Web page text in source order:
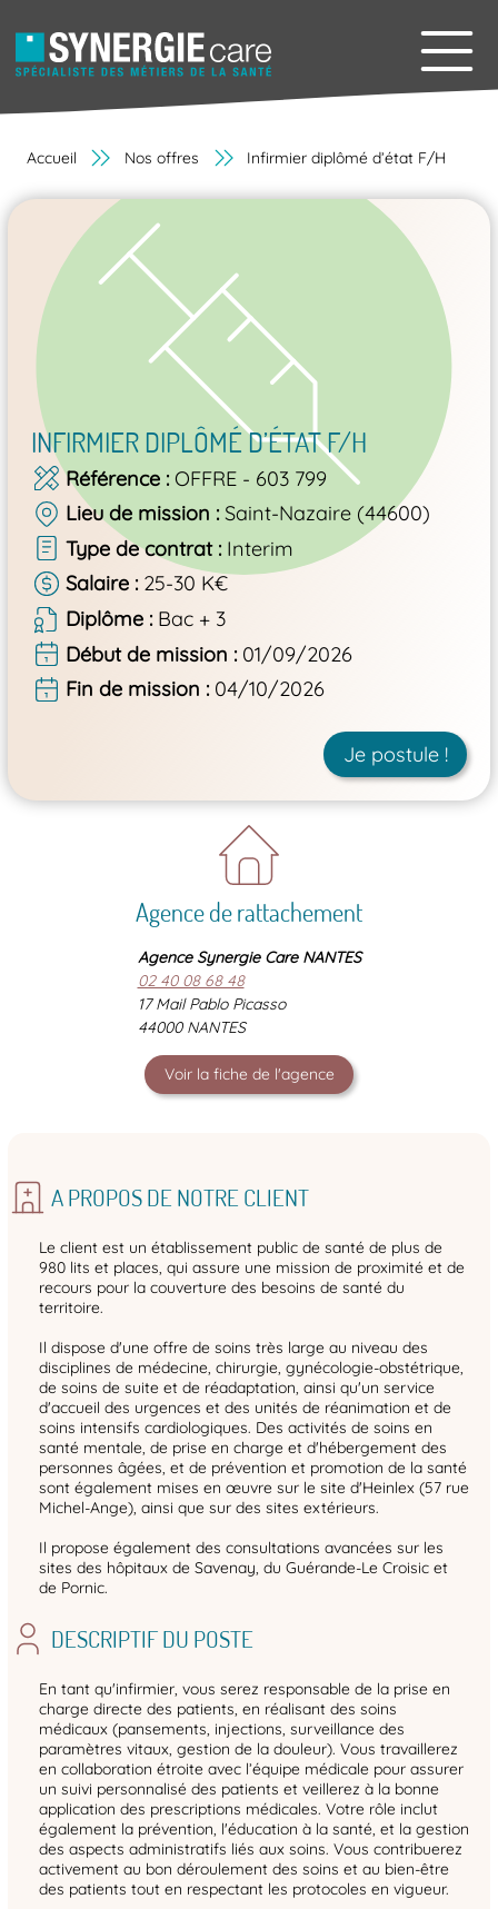
Accueil Nos offres Infirmier diplômé d’état F/H
INFIRMIER DIPLÔMÉ D’ÉTAT F/H
Référence OFFRE - 603 799
Lieu de mission
Saint-Nazaire (44600)
Type de contrat
Interim
Salaire
25-30 K€
Diplôme
Bac + 3
Début de mission
01/09/2026
Fin de mission
04/10/2026
Je postule !
Agence de rattachement
Agence Synergie Care NANTES
02 40 08 68 48
17 Mail Pablo Picasso
44000 NANTES
Voir la fiche de l'agence
A PROPOS DE NOTRE CLIENT
Le client est un établissement public de santé de plus de
980 lits et places, qui assure une mission de proximité et de
recours pour la couverture des besoins de santé du
territoire.
Il dispose d'une offre de soins très large au niveau des
disciplines de médecine, chirurgie, gynécologie-obstétrique,
de soins de suite et de réadaptation, ainsi qu'un service
d'accueil des urgences et des unités de réanimation et de
soins intensifs cardiologiques. Des activités de soins en
santé mentale, de prise en charge et d'hébergement des
personnes âgées, et de prévention et promotion de la santé
sont également mises en œuvre sur le site d'Heinlex (57 rue
Michel-Ange), ainsi que sur des sites extérieurs.
Il propose également des consultations avancées sur les
sites des hôpitaux de Savenay, du Guérande-Le Croisic et
de Pornic.
DESCRIPTIF DU POSTE
En tant qu'infirmier, vous serez responsable de la prise en
charge directe des patients, en réalisant des soins
médicaux (pansements, injections, surveillance des
paramètres vitaux, gestion de la douleur). Vous travaillerez
en collaboration étroite avec l’équipe médicale pour assurer
un suivi personnalisé des patients et veillerez à la bonne
application des prescriptions médicales. Votre rôle inclut
également la prévention, l'éducation à la santé, et la gestion
des aspects administratifs liés aux soins. Vous contribuerez
activement au bon déroulement des soins et au bien-être
des patients tout en respectant les protocoles en vigueur.